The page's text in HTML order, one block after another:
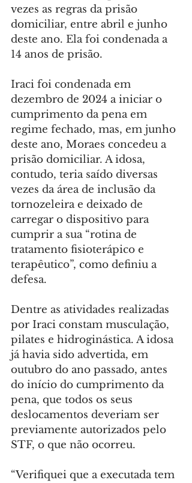
vezes as regras da prisão
domiciliar, entre abril e junho
deste ano. Ela foi condenada a
14 anos de prisão.
Iraci foi condenada em
dezembro de 2024 a iniciar o
cumprimento da pena em
regime fechado, mas, em junho
deste ano, Moraes concedeu a
prisão domiciliar. A idosa,
contudo, teria saído diversas
vezes da área de inclusão da
tornozeleira e deixado de
carregar o dispositivo para
cumprir a sua “rotina de
tratamento fisioterápico e
terapêutico”, como definiu a
defesa.
Dentre as atividades realizadas
por Iraci constam musculação,
pilates e hidroginástica. A idosa
já havia sido advertida, em
outubro do ano passado, antes
do início do cumprimento da
pena, que todos os seus
deslocamentos deveriam ser
previamente autorizados pelo
STF, o que não ocorreu.
“Verifiquei que a executada tem